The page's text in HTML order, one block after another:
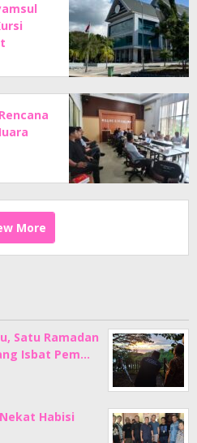
More
Satu Ramadan
Isbat Pem…
Habisi